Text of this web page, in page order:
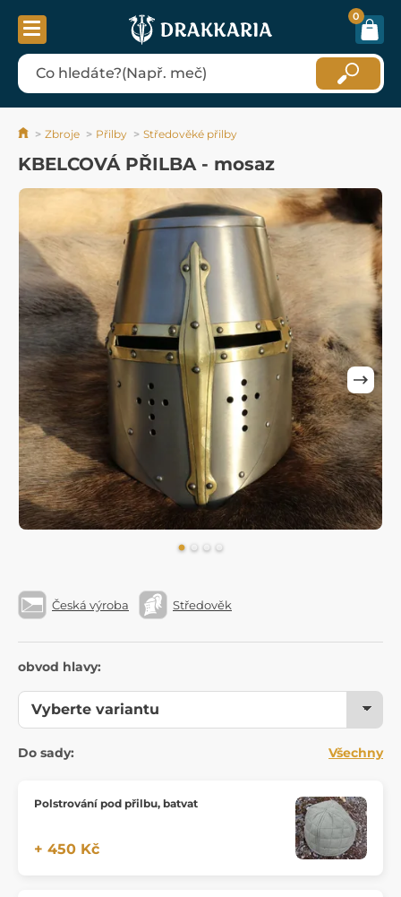
0
Zbroje Přilby Středověké přilby
KBELCOVÁ PŘILBA - mosaz
Česká výroba Středověk
obvod hlavy:
Do sady: Všechny
Polstrování pod přilbu, batvat
+ 450 Kč